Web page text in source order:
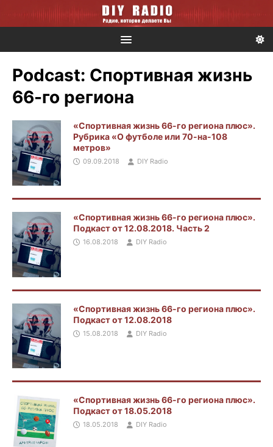
Podcast: Спортивная жизнь
66-го региона
«Спортивная жизнь 66-го региона плюс».
Рубрика «О футболе или 70-на-108
метров»
09.09.2018 DIY Radio
«Спортивная жизнь 66-го региона плюс».
Подкаст от 12.08.2018. Часть 2
16.08.2018 DIY Radio
«Спортивная жизнь 66-го региона плюс».
Подкаст от 12.08.2018
15.08.2018 DIY Radio
«Спортивная жизнь 66-го региона плюс».
Подкаст от 18.05.2018
18.05.2018 DIY Radio